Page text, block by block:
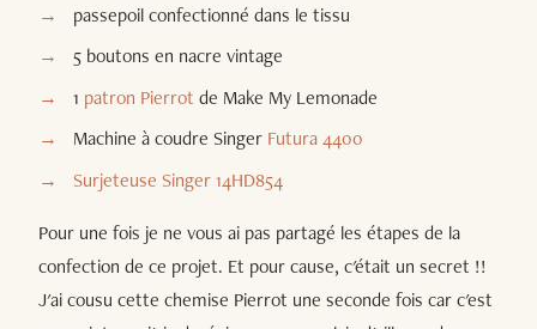
passepoil confectionné dans le tissu
5 boutons en nacre vintage
1 patron Pierrot de Make My Lemonade
Machine à coudre Singer Futura 4400
Surjeteuse Singer 14HD854
Pour une fois je ne vous ai pas partagé les étapes de la
confection de ce projet. Et pour cause, c'était un secret !!
J'ai cousu cette chemise Pierrot une seconde fois car c'est